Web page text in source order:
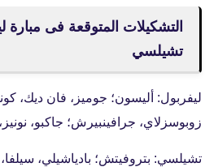
التشكيلات المتوقعة فى مبارة
تشيلسي
ليفربول: أليسون؛ جوميز، فان ديك،
زوبوسزلاي، جرافينبيرش؛ جاكبو،
تشيلسي: بتروفيتش؛ بادياشيلي،